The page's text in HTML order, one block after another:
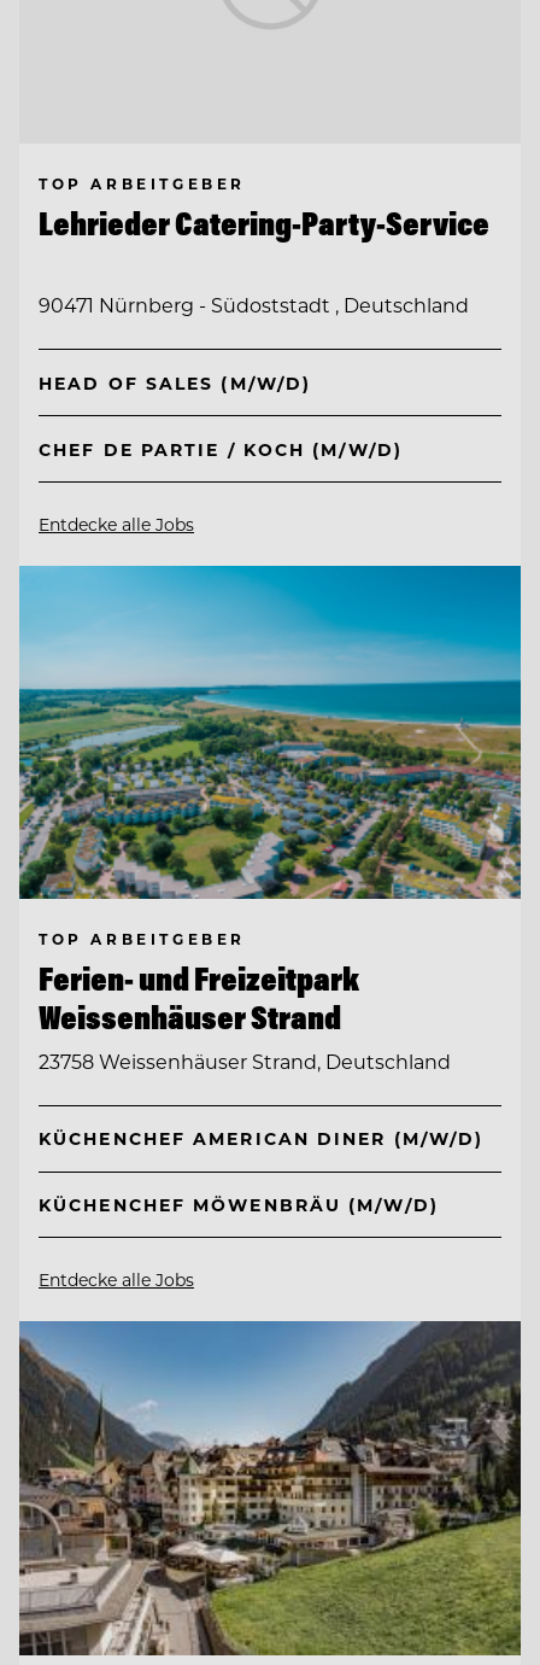
TOP ARBEITGEBER
Lehrieder Catering-Party-Service
90471 Nürnberg - Südoststadt , Deutschland
HEAD OF SALES (M/W/D)
CHEF DE PARTIE / KOCH (M/W/D)
Entdecke alle Jobs
TOP ARBEITGEBER
Ferien- und Freizeitpark
Weissenhäuser Strand
23758 Weissenhäuser Strand, Deutschland
KÜCHENCHEF AMERICAN DINER (M/W/D)
KÜCHENCHEF MÖWENBRÄU (M/W/D)
Entdecke alle Jobs